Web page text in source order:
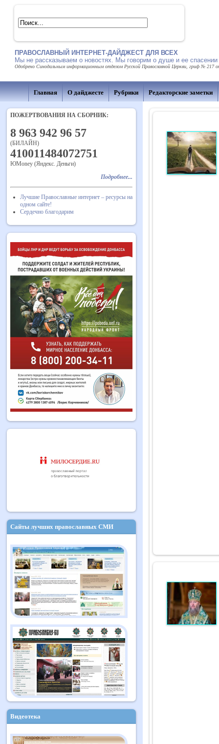
ПРАВОСЛАВНЫЙ ИНТЕРНЕТ-ДАЙДЖЕСТ ДЛЯ ВСЕХ
Мы не рассказываем о новостях. Мы говорим о душе и ее спасении
Одобрено Синодальным информационным отделом Русской Православной Церкви, гриф № 217
Главная О дайджесте Рубрики Редакторские заметки
ПОЖЕРТВОВАНИЯ НА СБОРНИК:
8 963 942 96 57
(БИЛАЙН)
410011484072751
ЮMoney (Яндекс. Деньги)
Подробнее...
Лучшие Православные интернет – ресурсы на
одном сайте!
Сердечно благодарим
Сайты лучших православных СМИ
Видеотека